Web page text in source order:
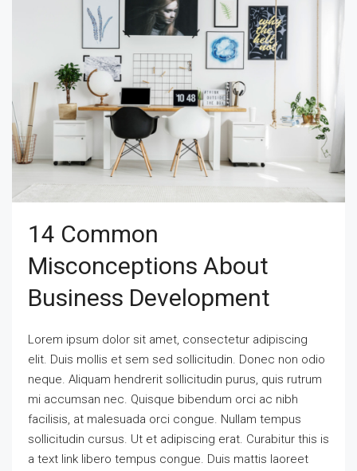
14 Common
Misconceptions About
Business Development
Lorem ipsum dolor sit amet, consectetur adipiscing
elit. Duis mollis et sem sed sollicitudin. Donec non odio
neque. Aliquam hendrerit sollicitudin purus, quis rutrum
mi accumsan nec. Quisque bibendum orci ac nibh
facilisis, at malesuada orci congue. Nullam tempus
sollicitudin cursus. Ut et adipiscing erat. Curabitur this is
a text link libero tempus congue. Duis mattis laoreet